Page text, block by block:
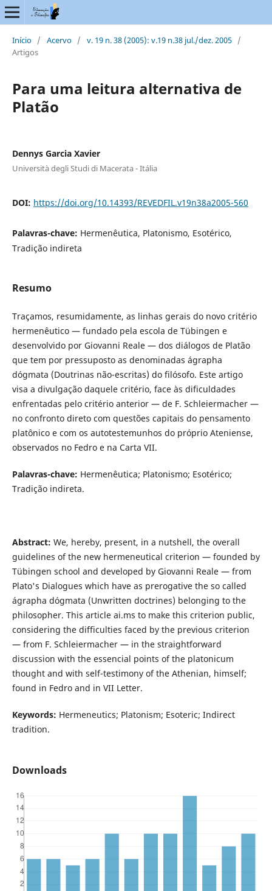
Início / Acervo / v. 19 n. 38 (2005): v.19 n.38 jul./dez. 2005 /
Artigos
Para uma leitura alternativa de
Platão
Dennys Garcia Xavier
Università degli Studi di Macerata - Itália
DOI: https://doi.org/10.14393/REVEDFIL.v19n38a2005-560
Palavras-chave: Hermenêutica, Platonismo, Esotérico,
Tradição indireta
Resumo
Traçamos, resumidamente, as linhas gerais do novo critério
hermenêutico — fundado pela escola de Tübingen e
desenvolvido por Giovanni Reale — dos diálogos de Platão
que tem por pressuposto as denominadas ágrapha
dógmata (Doutrinas não-escritas) do filósofo. Este artigo
visa a divulgação daquele critério, face às dificuldades
enfrentadas pelo critério anterior — de F. Schleiermacher —
no confronto direto com questões capitais do pensamento
platônico e com os autotestemunhos do próprio Ateniense,
observados no Fedro e na Carta VII.
Palavras-chave: Hermenêutica; Platonismo; Esotérico;
Tradição indireta.
Abstract: We, hereby, present, in a nutshell, the overall
guidelines of the new hermeneutical criterion — founded by
Tübingen school and developed by Giovanni Reale — from
Plato's Dialogues which have as prerogative the so called
ágrapha dógmata (Unwritten doctrines) belonging to the
philosopher. This article ai.ms to make this criterion public,
considering the difficulties faced by the previous criterion
— from F. Schleiermacher — in the straightforward
discussion with the essencial points of the platonicum
thought and with self-testimony of the Athenian, himself;
found in Fedro and in VII Letter.
Keywords: Hermeneutics; Platonism; Esoteric; Indirect
tradition.
Downloads